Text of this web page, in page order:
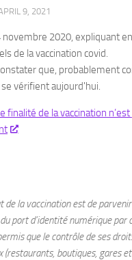
9, 2021
novembre 2020, expliquant
de la vaccination covid.
que, probablement
vérifient aujourd'hui.
finalité de la vaccination
de la vaccination est de
port d’identité numérique par
que le contrôle de ses
boutiques, gares